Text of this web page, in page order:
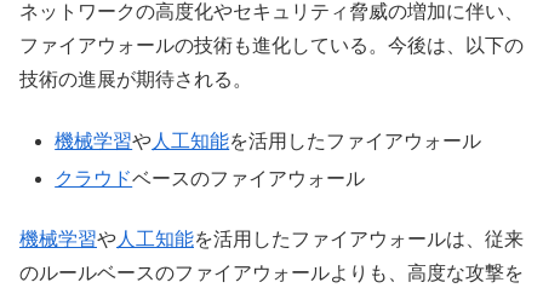
ネットワークの高度化やセキュリティ脅威の増加に伴い、
ファイアウォールの技術も進化している。今後は、以下の
技術の進展が期待される。
機械学習や人工知能を活用したファイアウォール
クラウドベースのファイアウォール
機械学習や人工知能を活用したファイアウォールは、従来
のルールベースのファイアウォールよりも、高度な攻撃を